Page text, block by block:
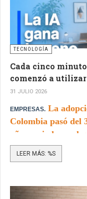
TECNOLOGÍA
Cada cinco
comenzó a
31 JULIO 2026
EMPRESAS. La
Colombia pasó
año, periodo en el
incorporaron esta
ritmo equivale,
LEER MÁS: %S